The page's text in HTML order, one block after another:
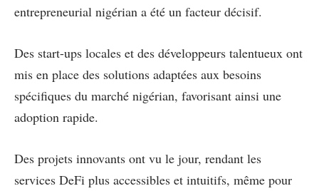
entrepreneurial nigérian a été un facteur décisif.
Des start-ups locales et des développeurs talentueux ont
mis en place des solutions adaptées aux besoins
spécifiques du marché nigérian, favorisant ainsi une
adoption rapide.
Des projets innovants ont vu le jour, rendant les
services DeFi plus accessibles et intuitifs, même pour